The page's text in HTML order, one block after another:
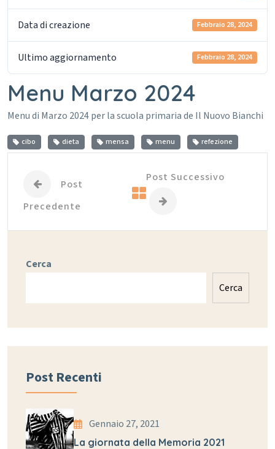
Data di creazione Febbraio 28, 2024
Ultimo aggiornamento Febbraio 28, 2024
Menu Marzo 2024
Menu di Marzo 2024 per la scuola primaria de Il Nuovo Bianchi
cibo dieta mensa menu refezione
Post
Precedente
Post Successivo
Cerca
Cerca
Post Recenti
Gennaio 27, 2021
La giornata della Memoria 2021